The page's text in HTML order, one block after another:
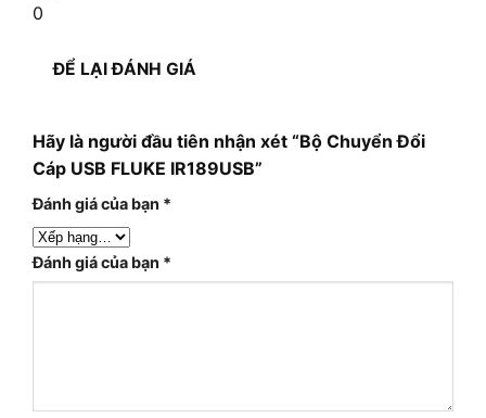
0
ĐỂ LẠI ĐÁNH GIÁ
Hãy là người đầu tiên nhận xét “Bộ Chuyển Đổi
Cáp USB FLUKE IR189USB”
Đánh giá của bạn *
Đánh giá của bạn *